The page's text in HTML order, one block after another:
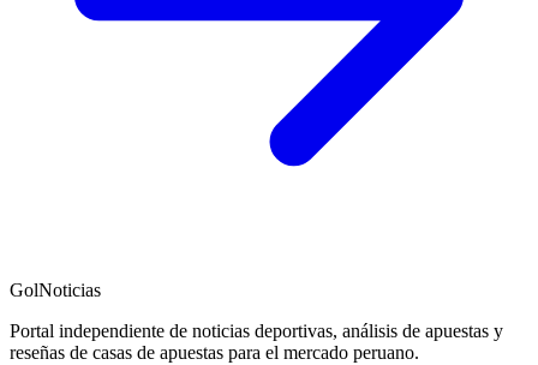
GolNoticias
Portal independiente de noticias deportivas, análisis de apuestas y
reseñas de casas de apuestas para el mercado peruano.